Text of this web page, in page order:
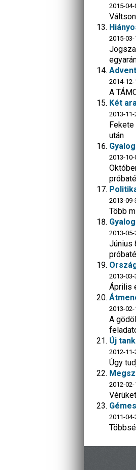
2015-04-
2015-03-
2014-12-
A
Két
2013-11-
után
2013-10-
2013-09-
Több
2013-05-
Június
2013-03-
Április
2013-02-
A
Új
2012-11-
Úgy
2012-02-
2011-04-